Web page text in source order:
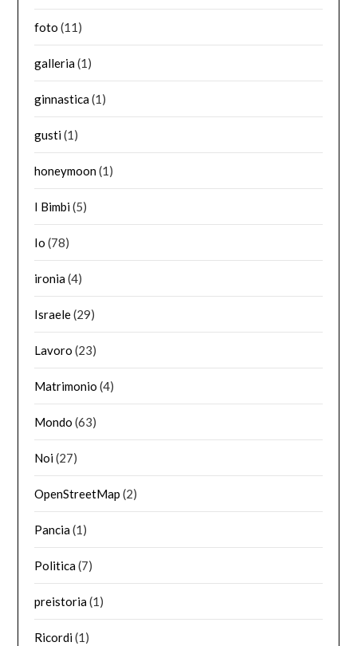
foto (11)
galleria(1)
ginnastica(1)
gusti(1)
honeymoon(1)
I Bimbi(5)
Io (78)
ironia(4)
Israele(29)
Lavoro (23)
Matrimonio (4)
Mondo (63)
Noi(27)
OpenStreetMap (2)
Pancia(1)
Politica(7)
preistoria(1)
Ricordi(1)